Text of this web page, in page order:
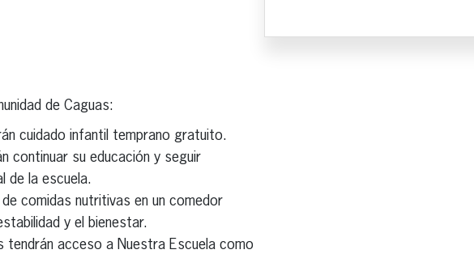
de Caguas:
cuidado infantil temprano gratuito.
continuar su educación y seguir
de la escuela.
comidas nutritivas en un comedor
y el bienestar.
tendrán acceso a Nuestra Escuela como